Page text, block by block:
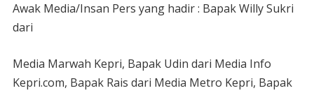
Awak Media/Insan Pers yang hadir : Bapak Willy Sukri
dari
Media Marwah Kepri, Bapak Udin dari Media Info
Kepri.com, Bapak Rais dari Media Metro Kepri, Bapak